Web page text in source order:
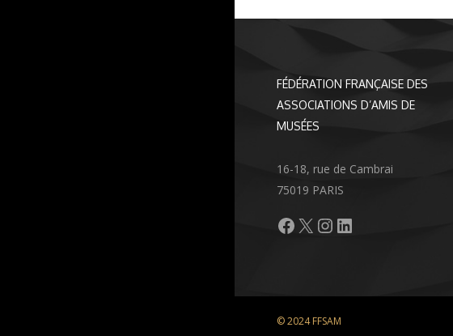
FÉDÉRATION FRANÇAISE DES
ASSOCIATIONS D’AMIS DE
MUSÉES
16-18, rue de Cambrai
75019 PARIS
Facebook
X Instagram
LinkedIn
© 2024 FFSAM